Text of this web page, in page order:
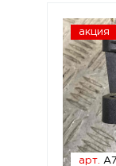
акция
арт.